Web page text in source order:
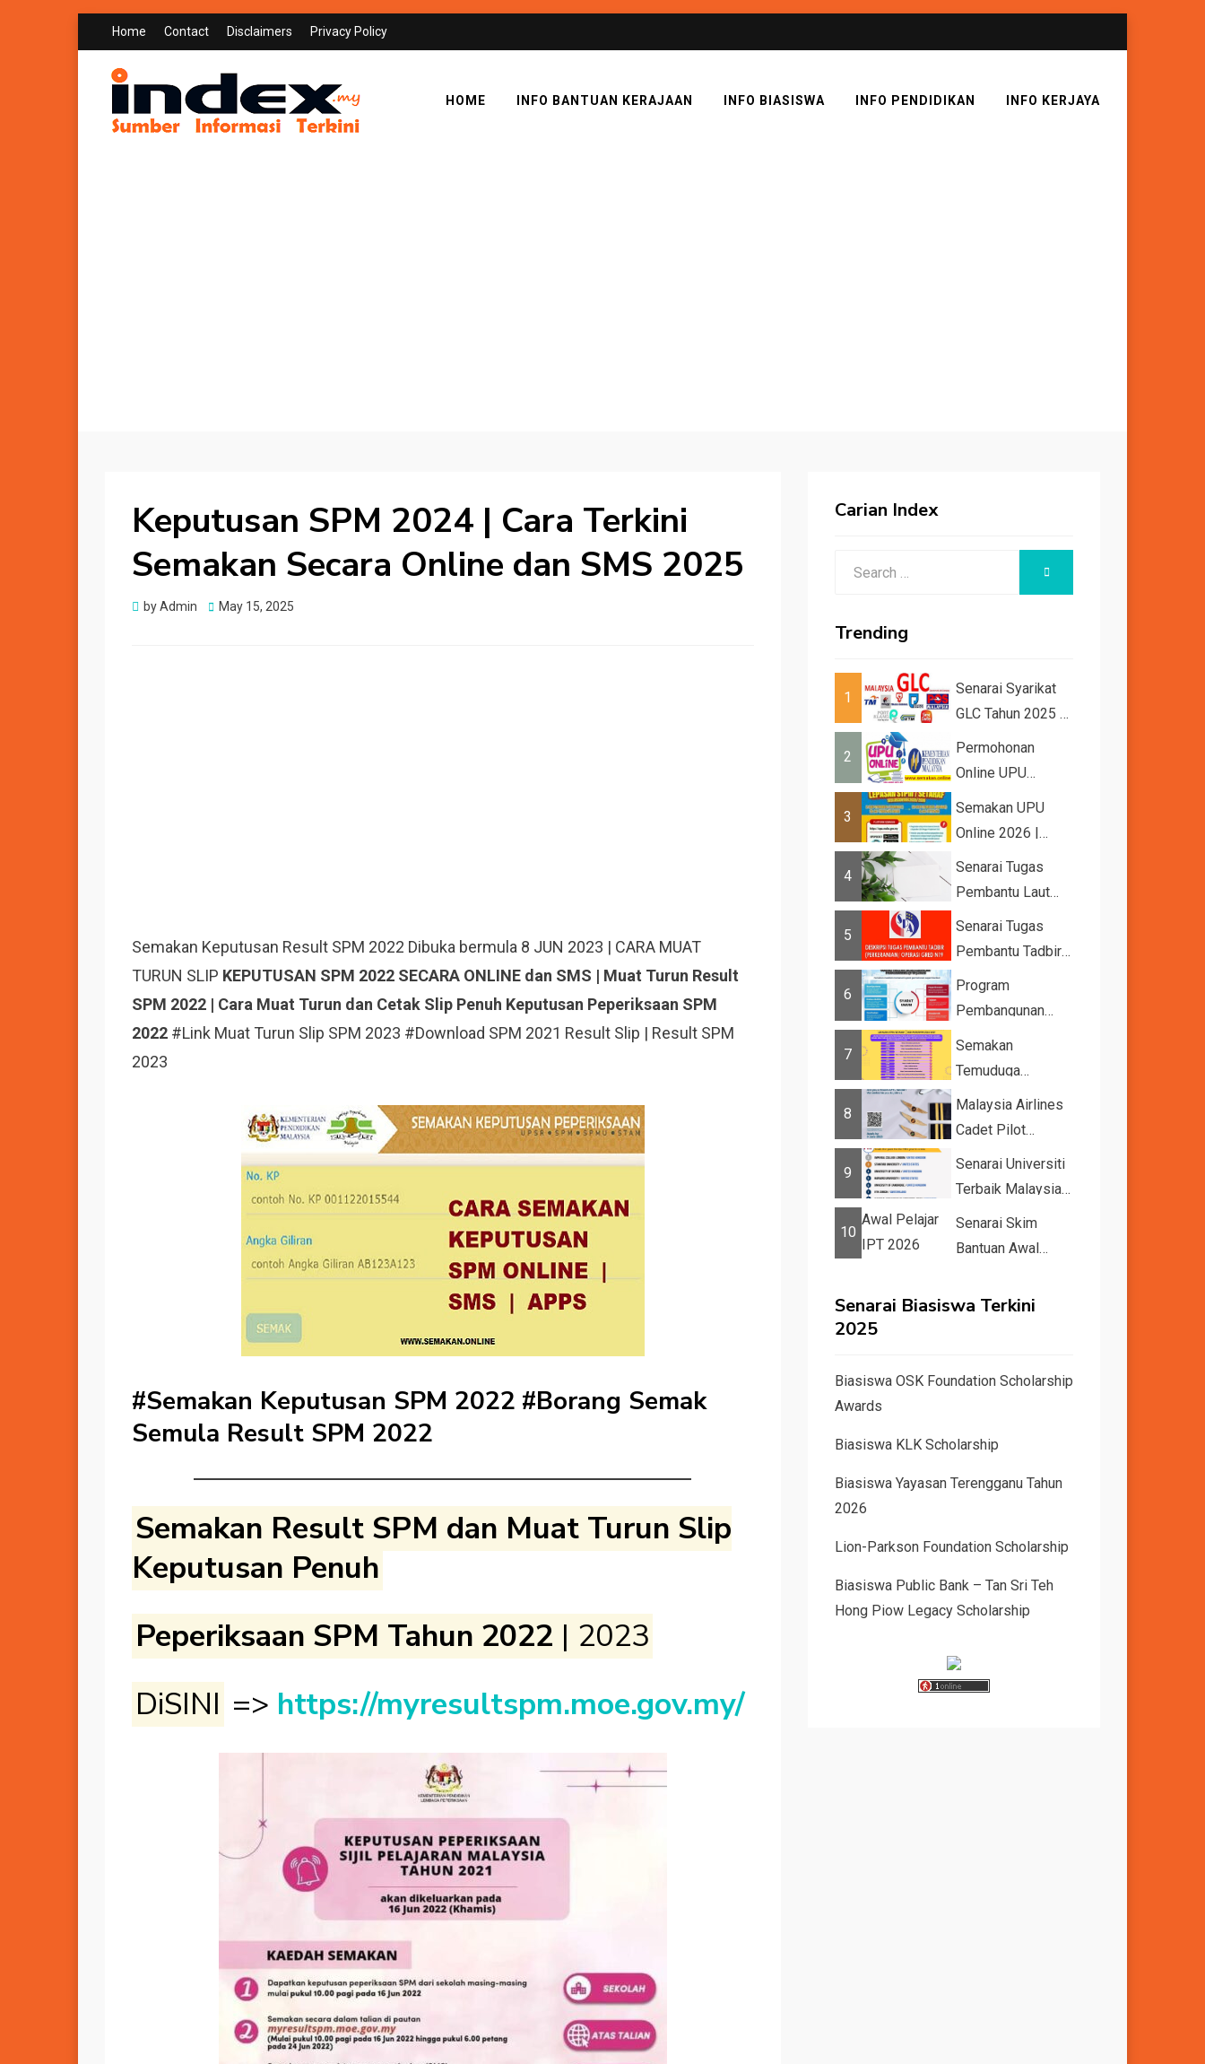
Home Contact Disclaimers Privacy Policy
HOME INFO BANTUAN KERAJAAN INFO BIASISWA INFO PENDIDIKAN INFO KERJAYA
Keputusan SPM 2024 | Cara Terkini
Semakan Secara Online dan SMS 2025
byAdmin
Posted
May 15, 2025
Semakan Keputusan Result SPM 2022 Dibuka bermula 8 JUN 2023 | CARA MUAT
TURUN SLIP KEPUTUSAN SPM 2022 SECARA ONLINE dan SMS | Muat Turun Result
SPM 2022 | Cara Muat Turun dan Cetak Slip Penuh Keputusan Peperiksaan SPM
2022 #Link Muat Turun Slip SPM 2023 #Download SPM 2021 Result Slip | Result SPM
2023
#Semakan Keputusan SPM 2022 #Borang Semak
Semula Result SPM 2022
Semakan Result SPM dan Muat Turun Slip
Keputusan Penuh
Peperiksaan SPM Tahun 2022 | 2023
DiSINI => https://myresultspm.moe.gov.my/
Carian Index
SEARCH
Trending
1
Senarai Syarikat
GLC Tahun 2025 /
2026
2
Permohonan
Online UPU
2026/2027
3
Semakan UPU
Online 2026 |
Tawaran
Kemasukan ke
4
Senarai Tugas
Pembantu Laut
Gred A1
5
Senarai Tugas
Pembantu Tadbir
(Perkeranian/Operasi)
Gred N1
6
Program
Pembangunan
Bakat Muda (YTP)
MARA 2026 –
7
Semakan
Temuduga
UPUOnline Sesi
2026/2027
8
Malaysia Airlines
Cadet Pilot
Recruitment
9
Senarai Universiti
Terbaik Malaysia
dan Dunia Tahun
2026 &#82...
10
Senarai Skim
Bantuan Awal
Senarai Biasiswa Terkini
2025
Biasiswa OSK Foundation Scholarship
Awards
Biasiswa KLK Scholarship
Biasiswa Yayasan Terengganu Tahun
2026
Lion-Parkson Foundation Scholarship
Biasiswa Public Bank – Tan Sri Teh
Hong Piow Legacy Scholarship